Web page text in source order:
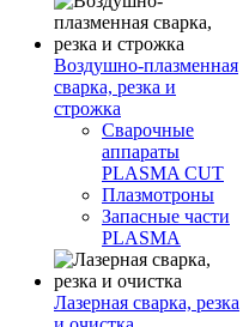
Воздушно-плазменная
сварка, резка и
строжка
Сварочные
аппараты
PLASMA CUT
Плазмотроны
Запасные части
PLASMA
Лазерная сварка, резка